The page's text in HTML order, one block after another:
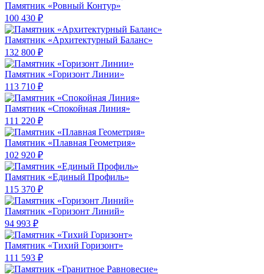
Памятник «Ровный Контур»
100 430 ₽
Памятник «Архитектурный Баланс»
132 800 ₽
Памятник «Горизонт Линии»
113 710 ₽
Памятник «Спокойная Линия»
111 220 ₽
Памятник «Плавная Геометрия»
102 920 ₽
Памятник «Единый Профиль»
115 370 ₽
Памятник «Горизонт Линий»
94 993 ₽
Памятник «Тихий Горизонт»
111 593 ₽